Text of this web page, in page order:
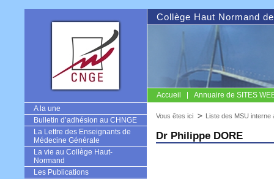
Collège Haut Normand
CNGE
Accueil
Annuaire de SITES
A la une
Bulletin d’adhésion au CHNGE
La Lettre des Enseignants de
Médecine Générale
La vie au Collège Haut-
Normand
Les Publications
Vous êtes ici Liste des MSU
Dr Philippe DORE